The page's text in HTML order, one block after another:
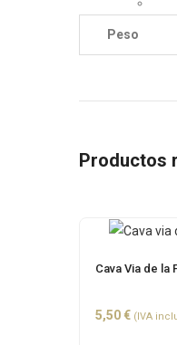
Peso
Productos
Cava Via de la
5,50 € (IVA